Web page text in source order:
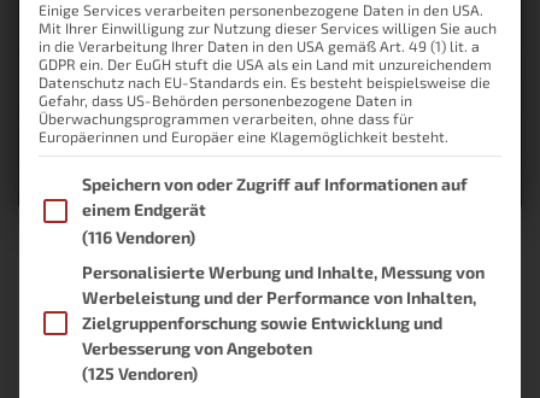
Bildschirmsteuerung mit ioBroker
und Raspberry Pi
ioBroker erlaubt durch seine VIS die Erstellung von individuellen
Oberflächen für das Smart Home. Diese Oberflächen lassen sich zu
Einige Services verarbeiten personenbezogene Daten in den USA.
Mit Ihrer Einwilligung zur Nutzung dieser Services willigen Sie auch
in die Verarbeitung Ihrer Daten in den USA gemäß Art. 49 (1) lit. a
GDPR ein. Der EuGH stuft die USA als ein Land mit unzureichendem
Datenschutz nach EU-Standards ein. Es besteht beispielsweise die
Gefahr, dass US-Behörden personenbezogene Daten in
Überwachungsprogrammen verarbeiten, ohne dass für
Europäerinnen und Europäer eine Klagemöglichkeit besteht.
Im Folgenden finden Sie eine Liste der Zwecke des IAB
Speichern von oder Zugriff auf Informationen auf
einem Endgerät
(116 Vendoren)
Personalisierte Werbung und Inhalte, Messung von
Werbeleistung und der Performance von Inhalten,
Zielgruppenforschung sowie Entwicklung und
Verbesserung von Angeboten
(125 Vendoren)